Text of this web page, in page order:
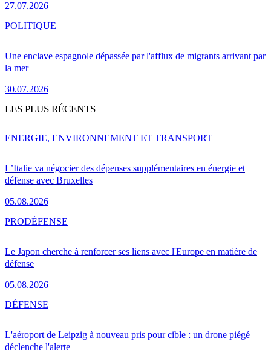
27.07.2026
Une enclave espagnole dépassée par l'afflux de migrants arrivant par
la mer
30.07.2026
POLITIQUE
LES PLUS RÉCENTS
L’Italie va négocier des dépenses supplémentaires en énergie et
défense avec Bruxelles
05.08.2026
ENERGIE, ENVIRONNEMENT ET TRANSPORT
Le Japon cherche à renforcer ses liens avec l'Europe en matière de
défense
05.08.2026
PRODÉFENSE
L'aéroport de Leipzig à nouveau pris pour cible : un drone piégé
déclenche l'alerte
DÉFENSE